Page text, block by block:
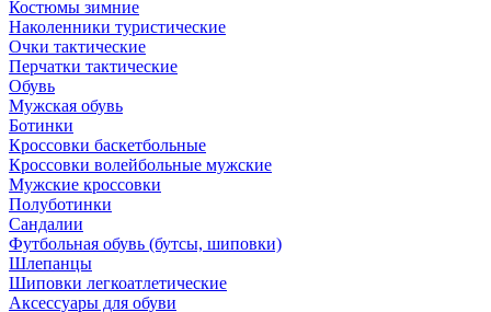
Костюмы зимние
Наколенники туристические
Очки тактические
Перчатки тактические
Обувь
Мужская обувь
Ботинки
Кроссовки баскетбольные
Кроссовки волейбольные мужские
Мужские кроссовки
Полуботинки
Сандалии
Футбольная обувь (бутсы, шиповки)
Шлепанцы
Шиповки легкоатлетические
Аксессуары для обуви